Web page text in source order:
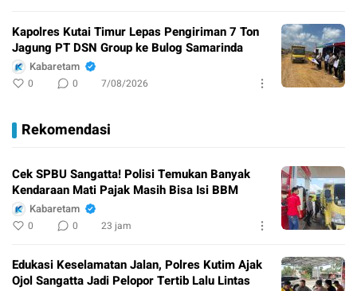
Kapolres Kutai Timur Lepas Pengiriman 7 Ton
Jagung PT DSN Group ke Bulog Samarinda
Kabaretam
0 0 7/08/2026
Rekomendasi
Cek SPBU Sangatta! Polisi Temukan Banyak
Kendaraan Mati Pajak Masih Bisa Isi BBM
Kabaretam
0 0 23 jam
Edukasi Keselamatan Jalan, Polres Kutim Ajak
Ojol Sangatta Jadi Pelopor Tertib Lalu Lintas